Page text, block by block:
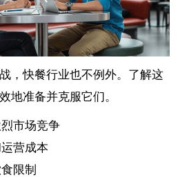
，快餐行业也不例外。了解这
地准备并克服它们。
市场竞争
营成本
限制